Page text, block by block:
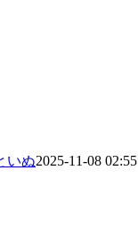
いぬ2025-11-08 02:55